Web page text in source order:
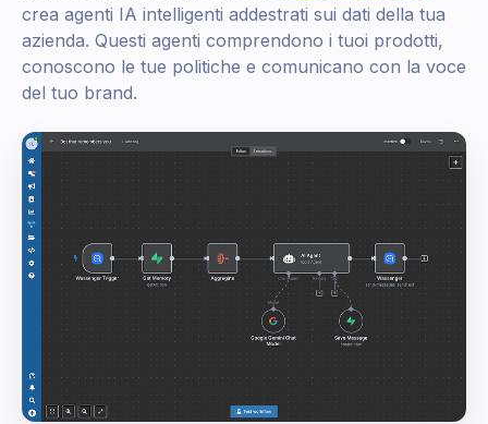
crea agenti IA intelligenti addestrati sui dati della tua
azienda. Questi agenti comprendono i tuoi prodotti,
conoscono le tue politiche e comunicano con la voce
del tuo brand.